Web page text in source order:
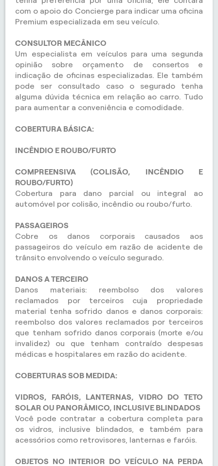
com o apoio do Concierge para indicar uma oficina
Premium especializada em seu veículo.
CONSULTOR MECÂNICO
Um especialista em veículos para uma segunda
opinião sobre orçamento de consertos e
indicação de oficinas especializadas. Ele também
pode ser consultado caso o segurado tenha
alguma dúvida técnica em relação ao carro. Tudo
para aumentar a conveniência e comodidade.
COBERTURA BÁSICA:
INCÊNDIO E ROUBO/FURTO
COMPREENSIVA (COLISÃO, INCÊNDIO E
ROUBO/FURTO)
Cobertura para dano parcial ou integral ao
automóvel por colisão, incêndio ou roubo/furto.
PASSAGEIROS
Cobre os danos corporais causados aos
passageiros do veículo em razão de acidente de
trânsito envolvendo o veículo segurado.
DANOS A TERCEIRO
Danos materiais: reembolso dos valores
reclamados por terceiros cuja propriedade
material tenha sofrido danos e danos corporais:
reembolso dos valores reclamados por terceiros
que tenham sofrido danos corporais (morte e/ou
invalidez) ou que tenham contraído despesas
médicas e hospitalares em razão do acidente.
COBERTURAS SOB MEDIDA:
VIDROS, FARÓIS, LANTERNAS, VIDRO DO TETO
SOLAR OU PANORÂMICO, INCLUSIVE BLINDADOS
Você pode contratar a cobertura completa para
os vidros, inclusive blindados, e também para
acessórios como retrovisores, lanternas e faróis.
OBJETOS NO INTERIOR DO VEÍCULO NA PERDA